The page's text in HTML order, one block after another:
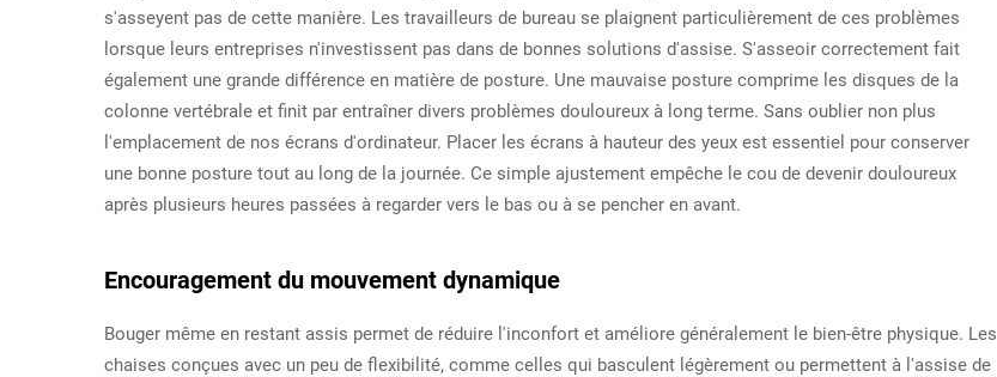
s'asseyent pas de cette manière. Les travailleurs de bureau se plaignent particulièrement de ces problèmes
lorsque leurs entreprises n'investissent pas dans de bonnes solutions d'assise. S'asseoir correctement fait
également une grande différence en matière de posture. Une mauvaise posture comprime les disques de la
colonne vertébrale et finit par entraîner divers problèmes douloureux à long terme. Sans oublier non plus
l'emplacement de nos écrans d'ordinateur. Placer les écrans à hauteur des yeux est essentiel pour conserver
une bonne posture tout au long de la journée. Ce simple ajustement empêche le cou de devenir douloureux
après plusieurs heures passées à regarder vers le bas ou à se pencher en avant.
Encouragement du mouvement dynamique
Bouger même en restant assis permet de réduire l'inconfort et améliore généralement le bien-être physique. Les
chaises conçues avec un peu de flexibilité, comme celles qui basculent légèrement ou permettent à l'assise de